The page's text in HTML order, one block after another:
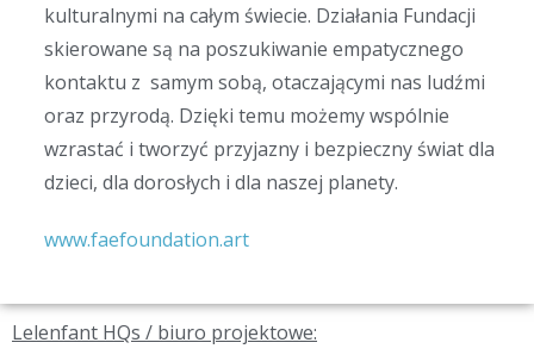
kulturalnymi na całym świecie. Działania Fundacji
skierowane są na poszukiwanie empatycznego
kontaktu z samym sobą, otaczającymi nas ludźmi
oraz przyrodą. Dzięki temu możemy wspólnie
wzrastać i tworzyć przyjazny i bezpieczny świat dla
dzieci, dla dorosłych i dla naszej planety.
www.faefoundation.art
Lelenfant HQs / biuro projektowe: